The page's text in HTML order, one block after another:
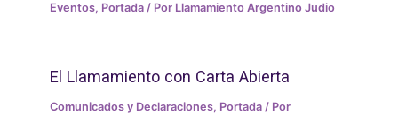
Eventos, Portada / Por Llamamiento Argentino Judio
El Llamamiento con Carta Abierta
Comunicados y Declaraciones, Portada / Por